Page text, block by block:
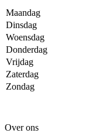
Maandag
Dinsdag
Woensdag
Donderdag
Vrijdag
Zaterdag
Zondag
Over ons